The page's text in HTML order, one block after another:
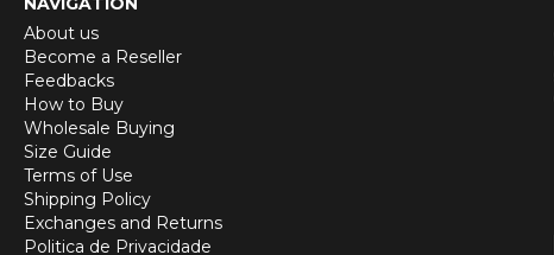
About us
Become a Reseller
Feedbacks
How to Buy
Wholesale Buying
Size Guide
Terms of Use
Shipping Policy
Exchanges and Returns
Politica de Privacidade